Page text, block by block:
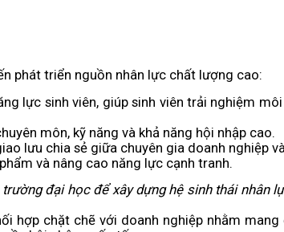
phát triển nguồn nhân lực chất lượng cao:
lực sinh viên, giúp sinh viên trải nghiệm
môn, kỹ năng và khả năng hội nhập cao.
lưu chia sẻ giữa chuyên gia doanh nghiệp
và nâng cao năng lực cạnh tranh.
đại học để xây dựng hệ sinh thái nhân
hợp chặt chẽ với doanh nghiệp nhằm